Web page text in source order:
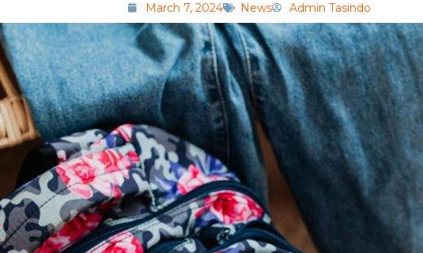
March 7, 2024 News Admin Tasindo